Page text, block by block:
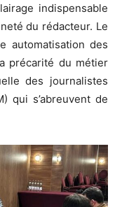
indispensable
du rédacteur. Le
automatisation des
précarité du métier
des journalistes
qui s’abreuvent de